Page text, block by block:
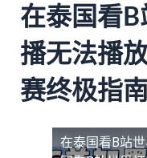
在泰国看
播无法播
赛终极指
在泰国看B站